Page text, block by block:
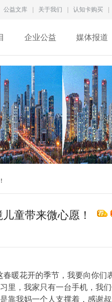
公益文库 关于我们 认知卡购买
企业公益 媒体报道
访谈：拆解新
0 137
童带来微心愿！
暖花开的季节，我要向你们
里，我家只有一台手机，我
靠我妈一个人支撑着，感谢叔